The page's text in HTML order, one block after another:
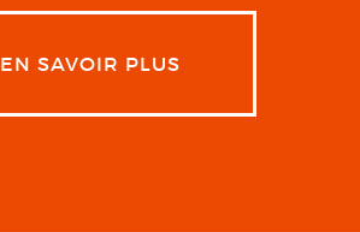
EN SAVOIR PLUS